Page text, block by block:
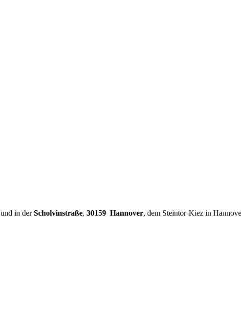
und in derScholvinstraße, 30159 Hannover, dem Steintor-Kiez in